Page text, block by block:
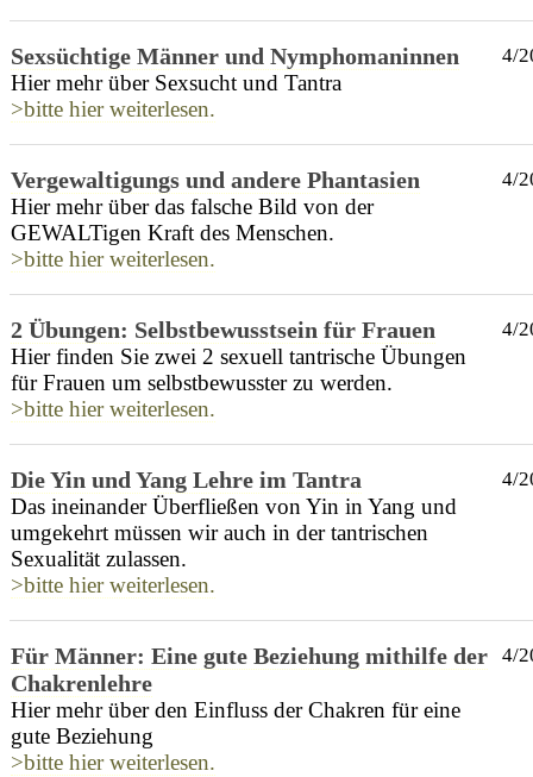
Sexsüchtige Männer und Nymphomaninnen
Hier mehr über Sexsucht und Tantra
>bitte hier weiterlesen.
4/
Vergewaltigungs und andere Phantasien
Hier mehr über das falsche Bild von der
GEWALTigen Kraft des Menschen.
>bitte hier weiterlesen.
4/
2 Übungen: Selbstbewusstsein für Frauen
Hier finden Sie zwei 2 sexuell tantrische Übungen
für Frauen um selbstbewusster zu werden.
>bitte hier weiterlesen.
4/
Die Yin und Yang Lehre im Tantra
Das ineinander Überfließen von Yin in Yang und
umgekehrt müssen wir auch in der tantrischen
Sexualität zulassen.
>bitte hier weiterlesen.
4/
Für Männer: Eine gute Beziehung mithilfe der
Chakrenlehre
Hier mehr über den Einfluss der Chakren für eine
gute Beziehung
>bitte hier weiterlesen.
4/